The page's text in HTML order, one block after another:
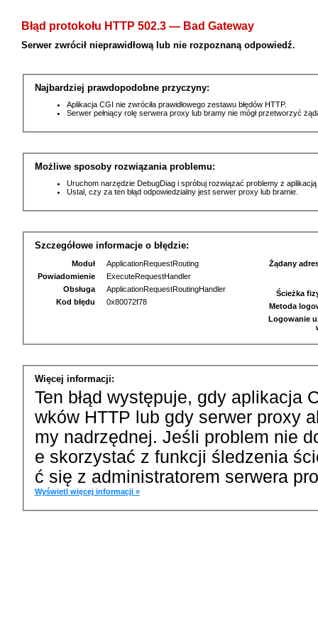
Błąd protokołu HTTP 502.3 — Bad Gateway
Serwer zwrócił nieprawidłową lub nie rozpoznaną odpowiedź.
Najbardziej prawdopodobne przyczyny:
Aplikacja CGI nie zwróciła prawidłowego zestawu błędów HTTP.
Serwer pełniący rolę serwera proxy lub bramy nie mógł przetworzyć
Możliwe sposoby rozwiązania problemu:
Uruchom narzędzie DebugDiag i spróbuj rozwiązać problemy z
Ustal, czy za ten błąd odpowiedzialny jest serwer proxy lub bramie.
Szczegółowe informacje o błędzie:
Moduł
ApplicationRequestRouting
Powiadomienie
ExecuteRequestHandler
Obsługa
ApplicationRequestRoutingHandler
Kod błędu
0x80072f78
Żądany
Ścieżka
Metoda
Logowanie
Więcej informacji:
Ten błąd występuje, gdy aplikacja
wków HTTP lub gdy serwer proxy
my nadrzędnej. Jeśli problem nie
e skorzystać z funkcji śledzenia
ć się z administratorem serwera
Wyświetl więcej informacji »